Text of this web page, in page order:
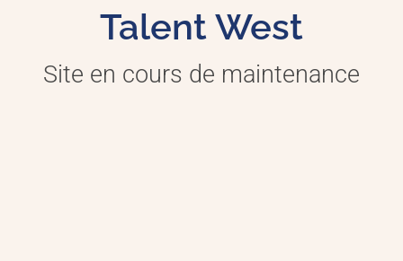
Talent West
Site en cours de maintenance